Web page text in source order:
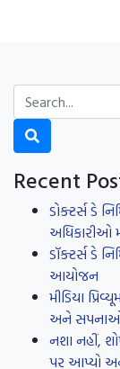
Recent
ડોક્ટર્સ ડે
અધિકારીઓ
ડૉક્ટર્સ ડે
આયોજન
મીડિયા
અને
નશા નહીં,
પર આપ્યો